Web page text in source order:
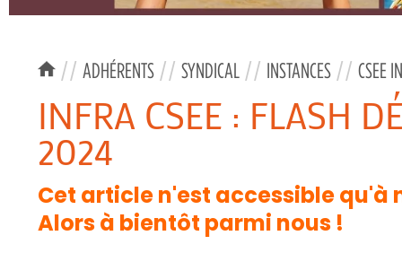
// ADHÉRENTS // SYNDICAL // INSTANCES // CSEE
INFRA CSEE : FLASH
2024
Cet article n'est accessible qu'à
Alors à bientôt parmi nous !